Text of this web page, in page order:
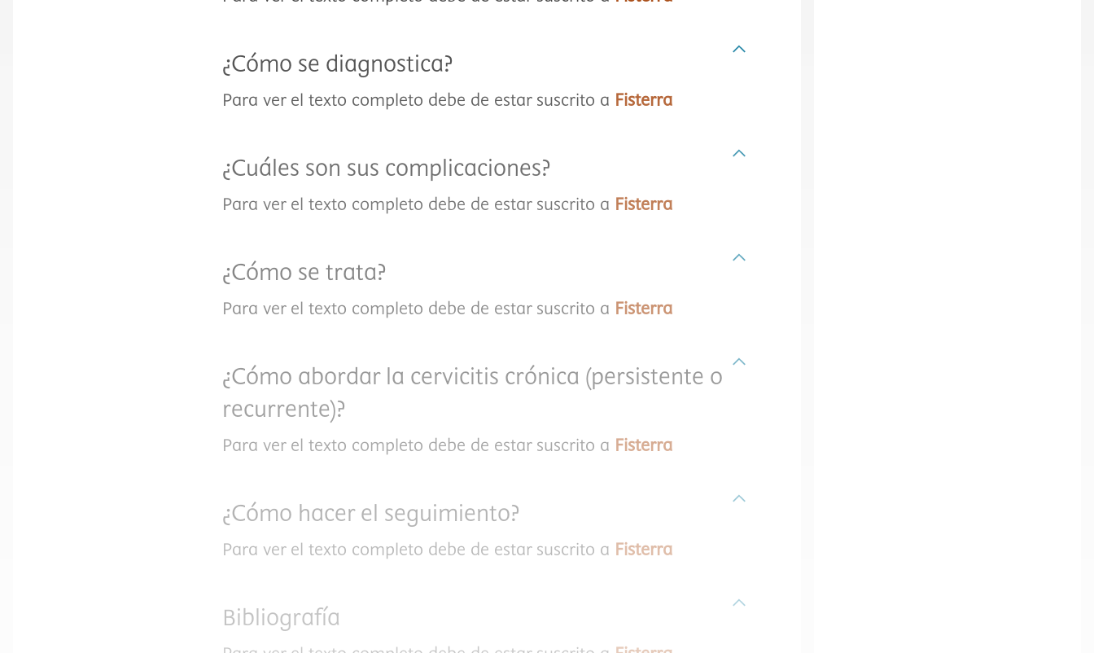
¿Cómo se diagnostica?
Para ver el texto completo debe de estar suscrito a Fisterra
¿Cuáles son sus complicaciones?
Para ver el texto completo debe de estar suscrito a Fisterra
¿Cómo se trata?
Para ver el texto completo debe de estar suscrito a Fisterra
¿Cómo abordar la cervicitis crónica (persistente o
recurrente)?
Para ver el texto completo debe de estar suscrito a Fisterra
¿Cómo hacer el seguimiento?
Para ver el texto completo debe de estar suscrito a Fisterra
Bibliografía